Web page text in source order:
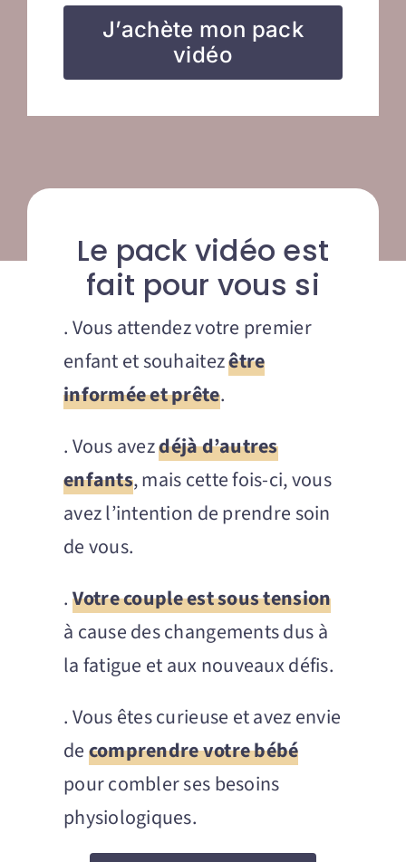
J’achète mon pack
vidéo
Le pack vidéo est
fait pour vous si
. Vous attendez votre premier
enfant et souhaitezêtre
informée et prête.
. Vous avezdéjà d’autres
enfants, mais cette fois-ci, vous
avez l’intention de prendre soin
de vous.
.Votre couple est sous tension
à cause des changements dus à
la fatigue et aux nouveaux défis.
. Vous êtes curieuse et avez envie
decomprendre votre bébé
pour combler ses besoins
physiologiques.